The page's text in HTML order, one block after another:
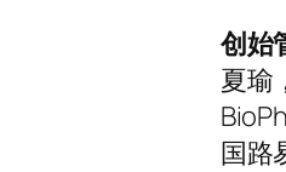
创始
夏瑜
国路